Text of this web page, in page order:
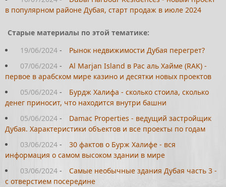
в популярном районе Дубая, старт продаж в июле 2024
Старые материалы по этой тематике:
19/06/2024 -
Рынок недвижимости Дубая перегрет?
07/06/2024 -
Al Marjan Island в Рас аль Хайме (RAK) -
первое в арабском мире казино и десятки новых проектов
05/06/2024 -
Бурдж Халифа - сколько стоила, сколько
денег приносит, что находится внутри башни
05/06/2024 -
Damac Properties - ведущий застройщик
Дубая. Характеристики объектов и все проекты по годам
03/06/2024 -
30 фактов о Бурж Халифе - вся
информация о самом высоком здании в мире
03/06/2024 -
Самые необычные здания Дубая часть 3 -
с отверстием посередине